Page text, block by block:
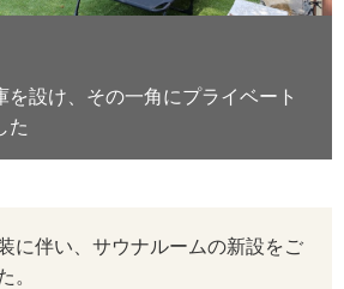
を設け、その一角にプライベート
た
に伴い、サウナルームの新設をご
。